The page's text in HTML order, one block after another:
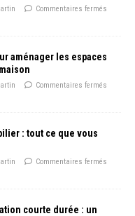
Commentaires fermés
aménager les espaces
Commentaires fermés
: tout ce que vous
Commentaires fermés
courte durée : un